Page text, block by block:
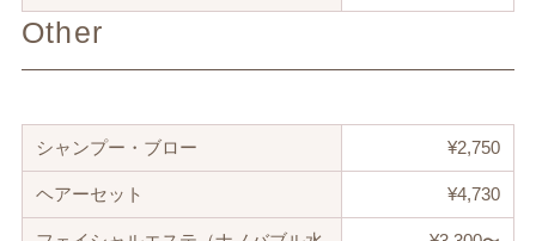
Other
シャンプー・ブロー ¥2,750
ヘアーセット ¥4,730